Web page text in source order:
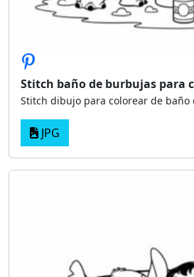
Stitch baño de burbujas para
Stitch dibujo para colorear de baño
JPG